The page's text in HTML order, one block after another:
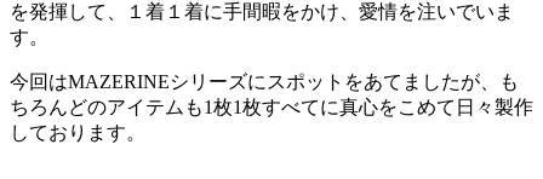
を発揮して、１着１着に手間暇をかけ、愛情を注いでいま
す。
今回はMAZERINEシリーズにスポットをあてましたが、も
ちろんどのアイテムも1枚1枚すべてに真心をこめて日々製作
しております。